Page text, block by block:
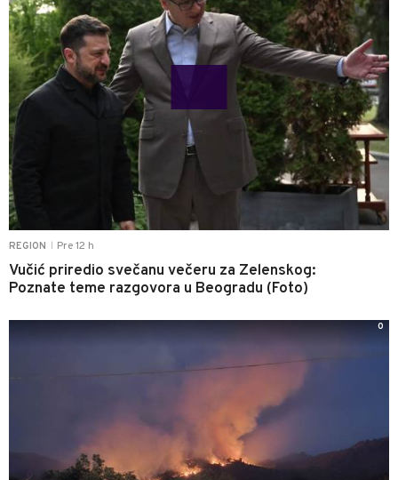
REGION Pre 12 h
Vučić priredio svečanu večeru za Zelenskog:
Poznate teme razgovora u Beogradu (Foto)
0